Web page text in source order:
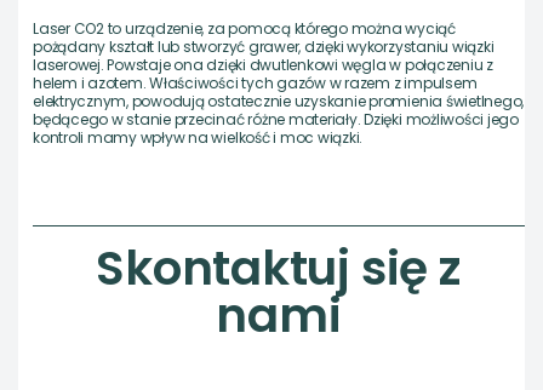
Laser CO2 to urządzenie, za pomocą którego można wyciąć
pożądany kształt lub stworzyć grawer, dzięki wykorzystaniu wiązki
laserowej. Powstaje ona dzięki dwutlenkowi węgla w połączeniu z
helem i azotem. Właściwości tych gazów w razem z impulsem
elektrycznym, powodują ostatecznie uzyskanie promienia świetlnego,
będącego w stanie przecinać różne materiały. Dzięki możliwości jego
kontroli mamy wpływ na wielkość i moc wiązki.
Skontaktuj się z
nami